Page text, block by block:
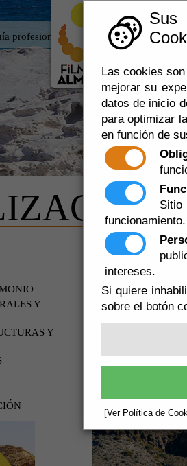
Las cookies
mejorar su
datos de inicio
para optimizar
en función de
funcionamiento.
intereses.
Si quiere
sobre el botón
[Ver Política de
profesional Rodar en Almería 360
Y
Y